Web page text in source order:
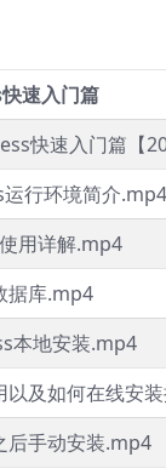
速入门篇
快速入门篇【
行环境简介.mp4
用详解.mp4
据库.mp4
本地安装.mp4
以及如何在线安
后手动安装.mp4